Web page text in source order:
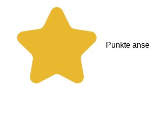
Punkte